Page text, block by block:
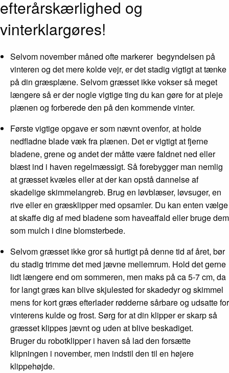
efterårskærlighed og
vinterklargøres!
Selvom november måned ofte markerer begyndelsen på
vinteren og det mere kolde vejr, er det stadig vigtigt at tænke
på din græsplæne. Selvom græsset ikke vokser så meget
længere så er der nogle vigtige ting du kan gøre for at pleje
plænen og forberede den på den kommende vinter.
Første vigtige opgave er som nævnt ovenfor, at holde
nedfladne blade væk fra plænen. Det er vigtigt at fjerne
bladene, grene og andet der måtte være faldnet ned eller
blæst ind i haven regelmæssigt. Så forebygger man nemlig
at græsset kvæles eller at der kan opstå dannelse af
skadelige skimmelangreb. Brug en løvblæser, løvsuger, en
rive eller en græsklipper med opsamler. Du kan enten vælge
at skaffe dig af med bladene som haveaffald eller bruge dem
som mulch i dine blomsterbede.
Selvom græsset ikke gror så hurtigt på denne tid af året, bør
du stadig trimme det med jævne mellemrum. Hold det gerne
lidt længere end om sommeren, men maks på ca 5-7 cm, da
for langt græs kan blive skjulested for skadedyr og skimmel
mens for kort græs efterlader rødderne sårbare og udsatte for
vinterens kulde og frost. Sørg for at din klipper er skarp så
græsset klippes jævnt og uden at blive beskadiget.
Bruger du robotklipper i haven så lad den forsætte
klipningen i november, men indstil den til en højere
klippehøjde.